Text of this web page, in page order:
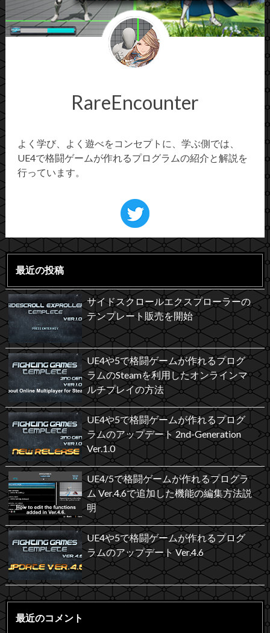
RareEncounter
よく学び、よく遊べをコンセプトに、学ぶ側では、
UE4で格闘ゲームが作れるプログラムの紹介と解説を
行っています。
最近の投稿
サイドスクロールエクスプローラーの
テンプレート販売を開始
UE4や5で格闘ゲームが作れるプログ
ラムのSteamを利用したオンラインマ
ルチプレイの方法
UE4や5で格闘ゲームが作れるプログ
ラムのアップデート 2nd-Generation
Ver.1.0
UE4/5で格闘ゲームが作れるプログラ
ム Ver.4.6で追加した機能の編集方法説
明
UE4や5で格闘ゲームが作れるプログ
ラムのアップデート Ver.4.6
最近のコメント